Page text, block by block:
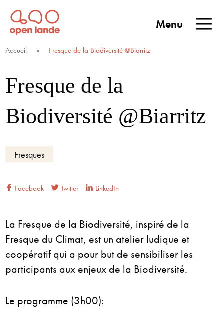
Aller
directement
au
contenu
TERRITOIRES
Open Lande
Entreprises & territoires
Menu
Accueil » Fresque de la Biodiversité @Biarritz
Fresque de la
Biodiversité @Biarritz
Fresques
Facebook Twitter LinkedIn
La Fresque de la Biodiversité, inspiré de la
Fresque du Climat, est un atelier ludique et
coopératif qui a pour but de sensibiliser les
participants aux enjeux de la Biodiversité.
Le programme (3h00):